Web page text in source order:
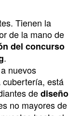
Tienen la
de la mano de
del concurso
.
nuevos
cubertería, está
dediseño
no mayores de